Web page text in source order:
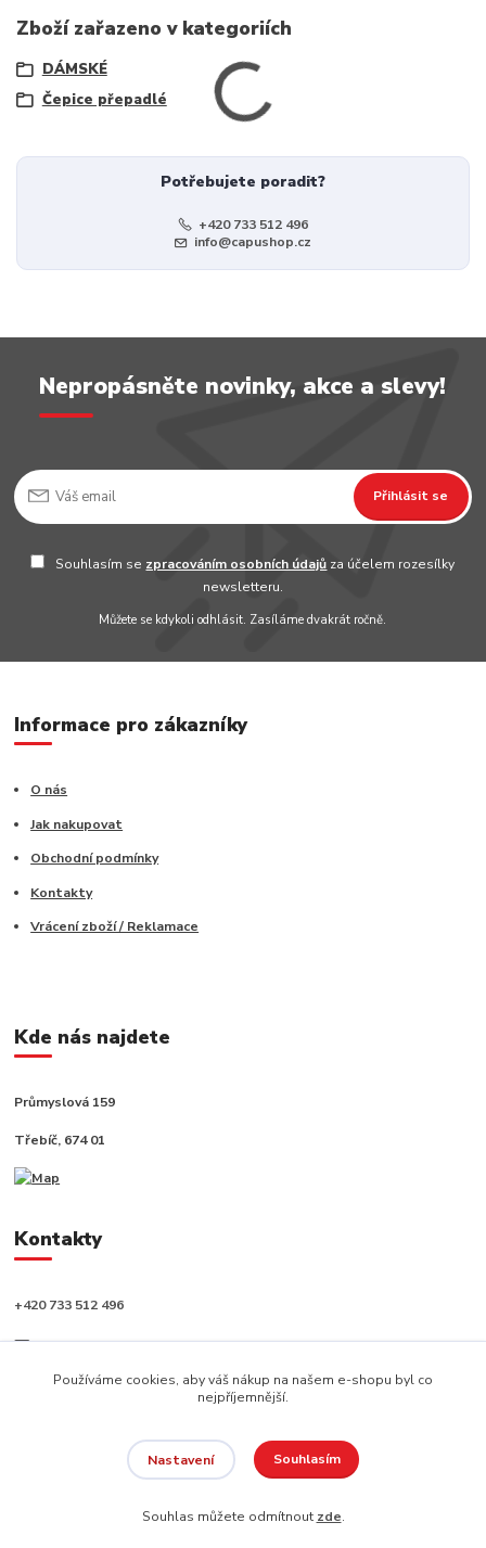
Zboží zařazeno v kategoriích
DÁMSKÉ
Čepice přepadlé
Potřebujete poradit?
+420 733 512 496
info@capushop.cz
Nepropásněte novinky, akce a slevy!
Přihlásit se
Souhlasím se zpracováním osobních údajů za účelem rozesílky
newsletteru.
Můžete se kdykoli odhlásit. Zasíláme dvakrát ročně.
Informace pro zákazníky
O nás
Jak nakupovat
Obchodní podmínky
Kontakty
Vrácení zboží / Reklamace
Kde nás najdete
Průmyslová 159
Třebíč, 674 01
Kontakty
+420 733 512 496
info@capushop.cz
Vytvořeno na
Eshop-rychle.cz
Používáme cookies, aby váš nákup na našem e-shopu byl co
nejpříjemnější.
Nastavení Souhlasím
Souhlas můžete odmítnout zde.